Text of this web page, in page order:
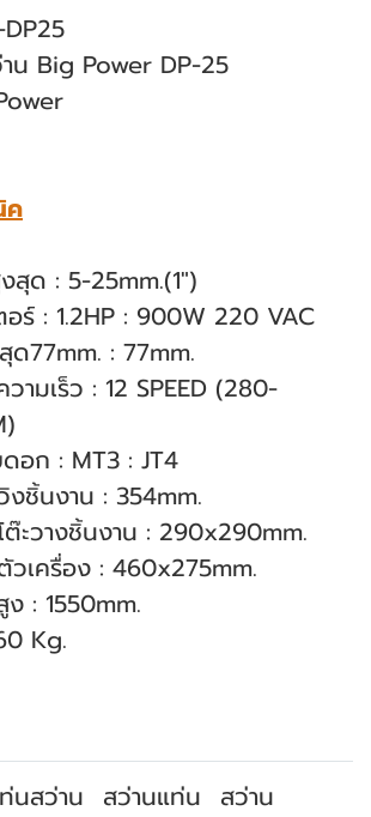
DP25
น Big Power DP-25
ค
สุด : 5-25mm.(1")
อร์ : 1.2HP : 900W 220 VAC
ด77mm. : 77mm.
ามเร็ว : 12 SPEED (280-
อก : MT3 : JT4
งชิ้นงาน : 354mm.
ต๊ะวางชิ้นงาน : 290x290mm.
วเครื่อง : 460x275mm.
: 1550mm.
Kg.
นสว่าน สว่านแท่น สว่าน